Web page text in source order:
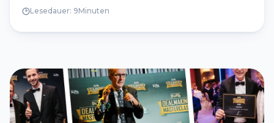
Lesedauer: 9Minuten